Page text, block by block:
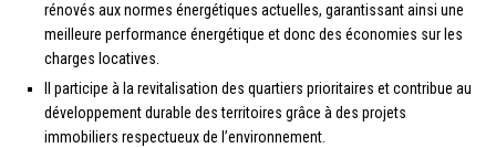
rénovés aux normes énergétiques actuelles, garantissant ainsi une
meilleure performance énergétique et donc des économies sur les
charges locatives.
Il participe à la revitalisation des quartiers prioritaires et contribue au
développement durable des territoires grâce à des projets
immobiliers respectueux de l’environnement.